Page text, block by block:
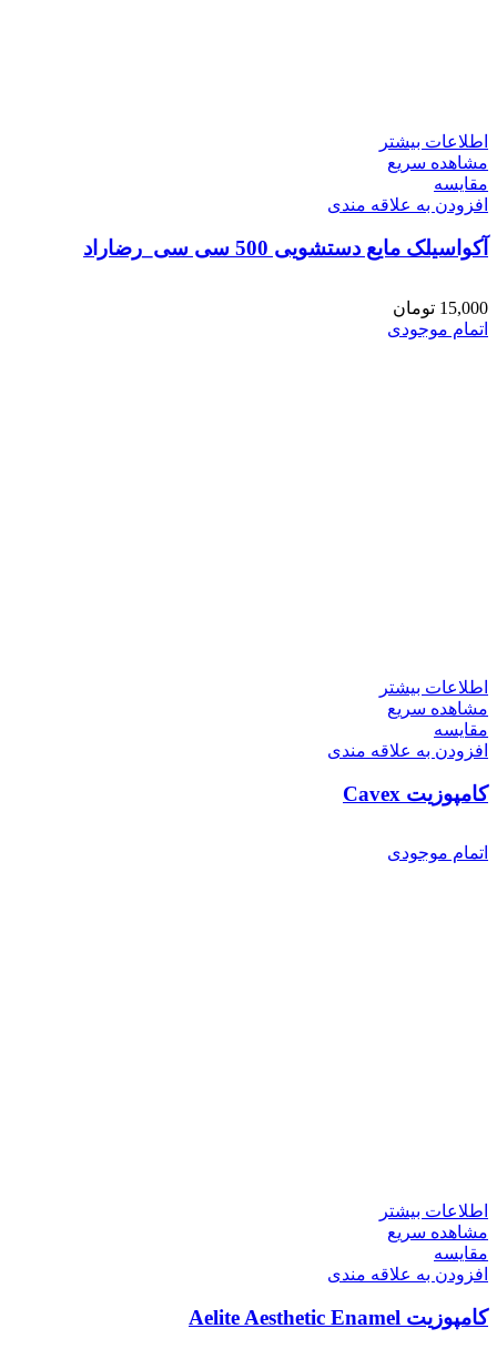
اطلاعات بیشتر
مشاهده سریع
مقایسه
افزودن به علاقه مندی
آکواسیلک مایع دستشویی 500 سی سی_رضاراد
15,000 تومان
اتمام موجودی
اطلاعات بیشتر
مشاهده سریع
مقایسه
افزودن به علاقه مندی
کامپوزیت Cavex
اتمام موجودی
اطلاعات بیشتر
مشاهده سریع
مقایسه
افزودن به علاقه مندی
کامپوزیت Aelite Aesthetic Enamel